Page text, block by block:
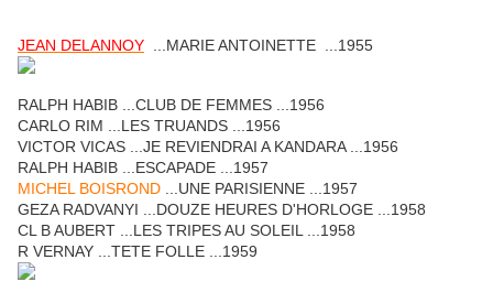
JEAN DELANNOY ...MARIE ANTOINETTE ...1955
RALPH HABIB ...CLUB DE FEMMES ...1956
CARLO RIM ...LES TRUANDS ...1956
VICTOR VICAS ...JE REVIENDRAI A KANDARA ...1956
RALPH HABIB ...ESCAPADE ...1957
MICHEL BOISROND ...UNE PARISIENNE ...1957
GEZA RADVANYI ...DOUZE HEURES D'HORLOGE ...1958
CL B AUBERT ...LES TRIPES AU SOLEIL ...1958
R VERNAY ...TETE FOLLE ...1959